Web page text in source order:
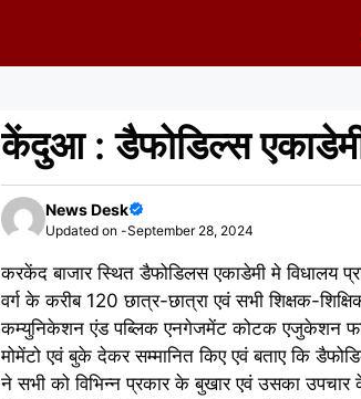
केंदुआ : डैफोडिल्स
News Desk
Updated on -September 28, 2024
करकेंद बाजार स्थित डैफोडिलस एकाडेमी मे विधालय
वर्ग के करीब 120 छात्र-छात्रा एवं सभी शिक्षक-
कम्युनिकेशन एंड पब्लिक एनगेजमेंट कोटक एजुकेशन
मोमेंटो एवं बुके देकर सम्मानित किए एवं बताए कि
ने सभी को विभिन्न प्रकार के बुखार एवं उसका उपचार